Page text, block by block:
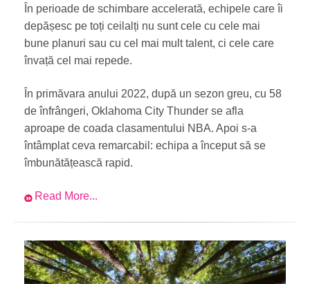
În perioade de schimbare accelerată, echipele care îi
depășesc pe toți ceilalți nu sunt cele cu cele mai
bune planuri sau cu cel mai mult talent, ci cele care
învață cel mai repede.
În primăvara anului 2022, după un sezon greu, cu 58
de înfrângeri, Oklahoma City Thunder se afla
aproape de coada clasamentului NBA. Apoi s-a
întâmplat ceva remarcabil: echipa a început să se
îmbunătățească rapid.
Read More...